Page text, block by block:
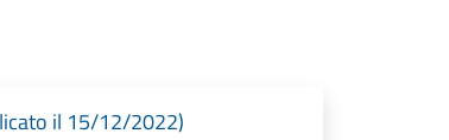
il 15/12/2022)